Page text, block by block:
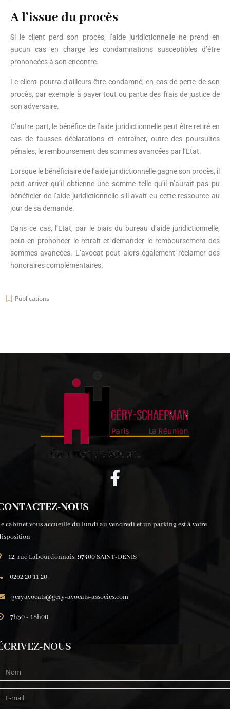
A l’issue du procès
Si le client perd son procès, l’aide juridictionnelle ne prend en
aucun cas en charge les condamnations susceptibles d’être
prononcées à son encontre.
Le client pourra d’ailleurs être condamné, en cas de perte de son
procès, par exemple à payer tout ou partie des frais de justice de
son adversaire.
D’autre part, le bénéfice de l’aide juridictionnelle peut être retiré en
cas de fausses déclarations et entraîner, outre des poursuites
pénales, le remboursement des sommes avancées par l’Etat.
Lorsque le bénéficiaire de l’aide juridictionnelle gagne son procès, il
peut arriver qu’il obtienne une somme telle qu’il n’aurait pas pu
bénéficier de l’aide juridictionnelle s’il avait eu cette ressource au
jour de sa demande.
Dans ce cas, l’Etat, par le biais du bureau d’aide juridictionnelle,
peut en prononcer le retrait et demander le remboursement des
sommes avancées. L’avocat peut alors également réclamer des
honoraires complémentaires.
Publications
NOUS
cabinet vous accueille du lundi au vendredi et un parking est à votre
12, rue Labourdonnais, 97400 SAINT-DENIS
0262 20 11 20
geryavocats@gery-avocats-associes.com
7h30 - 18h00
NOUS